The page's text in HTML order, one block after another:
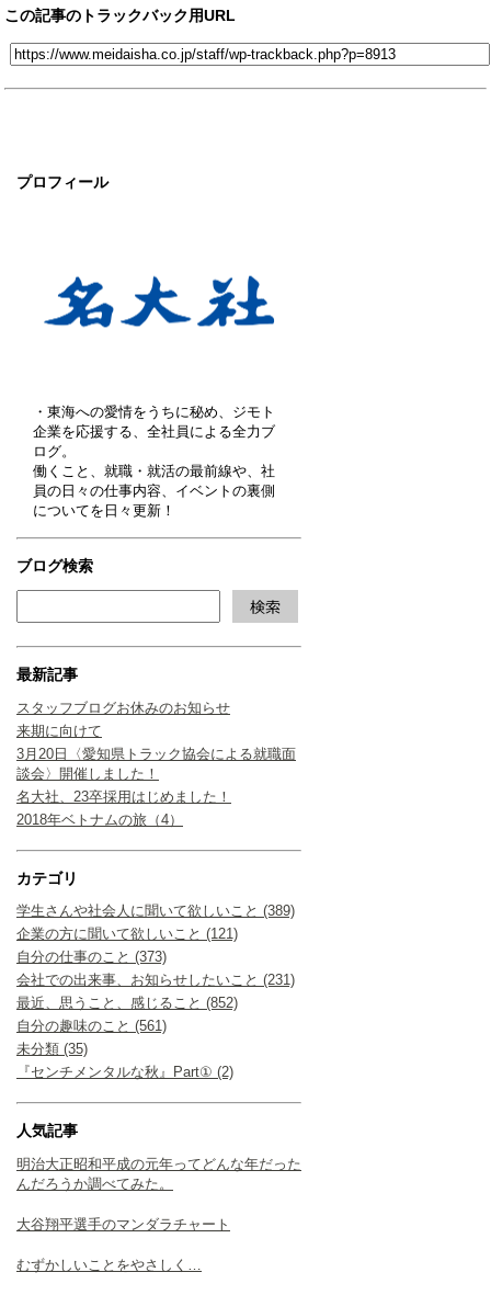
プロフィール
・東海への愛情をうちに秘め、ジモト
企業を応援する、全社員による全力ブ
ログ。
働くこと、就職・就活の最前線や、社
員の日々の仕事内容、イベントの裏側
についてを日々更新！
ブログ検索
最新記事
スタッフブログお休みのお知らせ
来期に向けて
3月20日〈愛知県トラック協会による就職面
談会〉開催しました！
名大社、23卒採用はじめました！
2018年ベトナムの旅（4）
カテゴリ
学生さんや社会人に聞いて欲しいこと (389)
企業の方に聞いて欲しいこと (121)
自分の仕事のこと (373)
会社での出来事、お知らせしたいこと (231)
最近、思うこと、感じること (852)
自分の趣味のこと (561)
未分類 (35)
『センチメンタルな秋』Part① (2)
人気記事
明治大正昭和平成の元年ってどんな年だった
んだろうか調べてみた。
大谷翔平選手のマンダラチャート
むずかしいことをやさしく…
この記事のトラックバック用URL